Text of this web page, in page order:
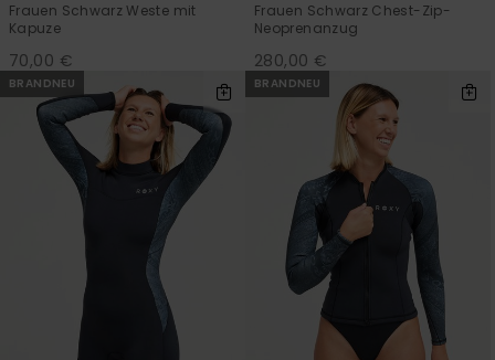
Frauen Schwarz Weste mit
Kapuze
70,00 €
Frauen Schwarz Chest-Zip-
Neoprenanzug
280,00 €
BRANDNEU BRANDNEU